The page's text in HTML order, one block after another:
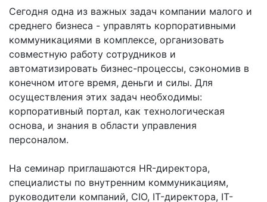
Сегодня одна из важных задач компании малого и
среднего бизнеса - управлять корпоративными
коммуникациями в комплексе, организовать
совместную работу сотрудников и
автоматизировать бизнес-процессы, сэкономив в
конечном итоге время, деньги и силы. Для
осуществления этих задач необходимы:
корпоративный портал, как технологическая
основа, и знания в области управления
персоналом.
На семинар приглашаются HR-директора,
специалисты по внутренним коммуникациям,
руководители компаний, CIO, IT-директора, IT-